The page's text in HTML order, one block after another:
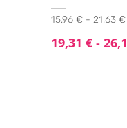
15,96 € - 21,63 €
19,31 € -